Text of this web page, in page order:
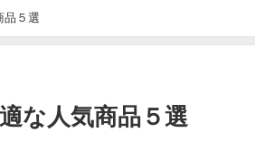
品５選
な人気商品５選